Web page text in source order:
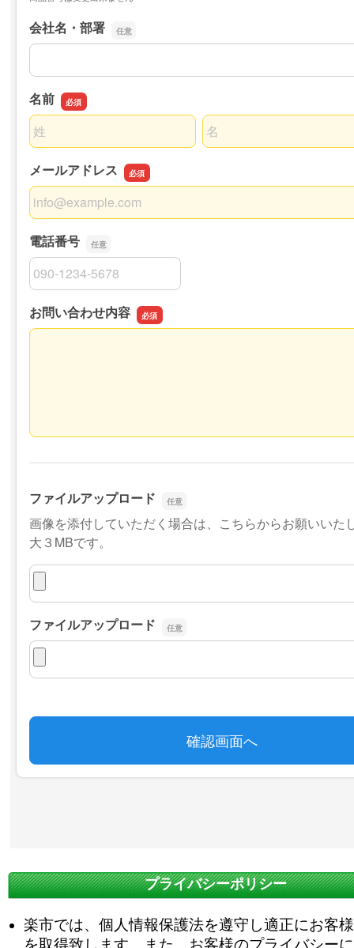
プライバシーポリシー
楽市では、個人情報保護法を遵守し適正にお客